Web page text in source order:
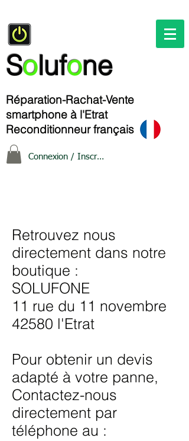
Solufone
Réparation-Rachat-Vente
smartphone à l'Etrat
Reconditionneur français
Connexion / Inscription
Retrouvez nous
directement dans notre
boutique :
SOLUFONE
11 rue du 11 novembre
42580 l'Etrat
Pour obtenir un devis
adapté à votre panne,
Contactez-nous
directement par
téléphone au :